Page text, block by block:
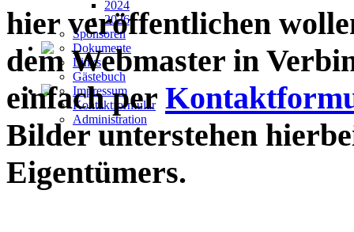
2024
2026
Sponsoren
Dokumente
Links
Gästebuch
Impressum
Kontaktformular
Administration
hier veröffentlichen
dem Webmaster in
einfach per
Bilder unterstehen
Eigentümers.